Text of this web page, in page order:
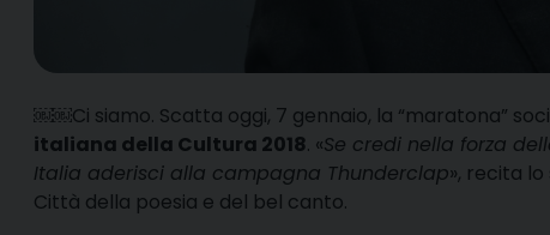
￼￼Ci siamo. Scatta oggi, 7 gennaio, la “maratona”
italiana della Cultura 2018. «Se credi nella forza
Italia aderisci alla campagna Thunderclap», recita
Città della poesia e del bel canto.